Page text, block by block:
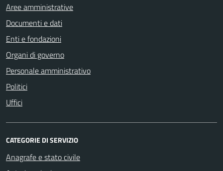
Aree amministrative
Documenti e dati
Enti e fondazioni
Organi di governo
Personale amministrativo
Politici
Uffici
CATEGORIE DI SERVIZIO
Anagrafe e stato civile